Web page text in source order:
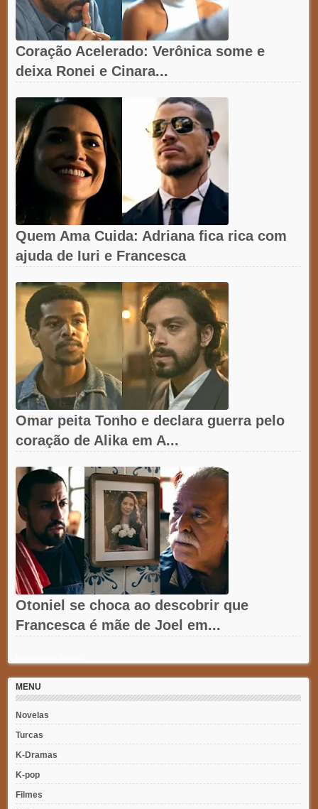
Coração Acelerado: Verônica some e
deixa Ronei e Cinara...
Quem Ama Cuida: Adriana fica rica com
ajuda de Iuri e Francesca
Omar peita Tonho e declara guerra pelo
coração de Alika em A...
Otoniel se choca ao descobrir que
Francesca é mãe de Joel em...
MENU
Novelas
Turcas
K-Dramas
K-pop
Filmes